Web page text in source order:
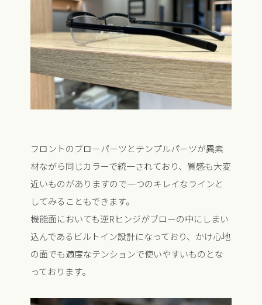
フロントのブローパーツとテンプルパーツが異素
材ながら同じカラーで統一されており、質感も大変
近いものがありますので一つのキレイなラインと
してみることもできます。
機能面においても逆Rヒンジがブローの中にしまい
込んであるビルトイン設計になっており、かけ心地
の面でも適度なテンションで使いやすいものとな
っております。